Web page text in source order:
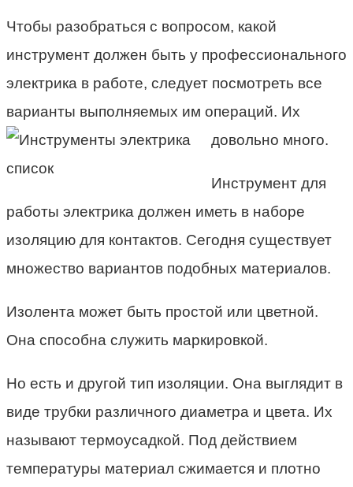
Чтобы разобраться с вопросом, какой
инструмент должен быть у профессионального
электрика в работе, следует посмотреть все
варианты выполняемых им операций. Их
довольно много.
Инструмент для
работы электрика должен иметь в наборе
изоляцию для контактов. Сегодня существует
множество вариантов подобных материалов.
Изолента может быть простой или цветной.
Она способна служить маркировкой.
Но есть и другой тип изоляции. Она выглядит в
виде трубки различного диаметра и цвета. Их
называют термоусадкой. Под действием
температуры материал сжимается и плотно